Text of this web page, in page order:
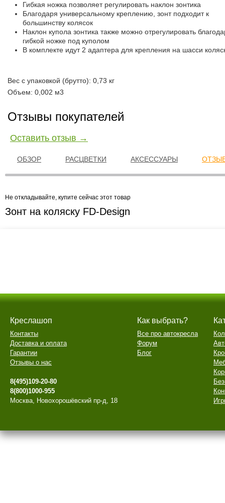
Гибкая ножка позволяет регулировать наклон зонтика
Благодаря универсальному креплению, зонт подходит к
большинству колясок
Наклон купола зонтика также можно отрегулировать
гибкой ножке под куполом
В комплекте идут 2 адаптера для крепления на шасси
Вес с упаковкой (брутто): 0,73 кг
Объем: 0,002 м3
Отзывы покупателей
Оставить отзыв →
ОБЗОР РАСЦВЕТКИ АКСЕССУАРЫ
Не откладывайте, купите сейчас этот товар
Зонт на коляску FD-Design
Креслашоп
Контакты
Доставка и оплата
Гарантии
Отзывы о нас
8(495)109-20-80
8(800)1000-955
Москва, Новохорошёвский пр-д, 18
Как выбрать?
Все про автокресла
Форум
Блог